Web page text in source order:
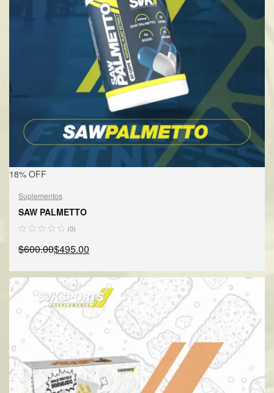
18% OFF
Suplementos
SAW PALMETTO
(0)
$600.00$495.00
AÑADIR AL CARRITO